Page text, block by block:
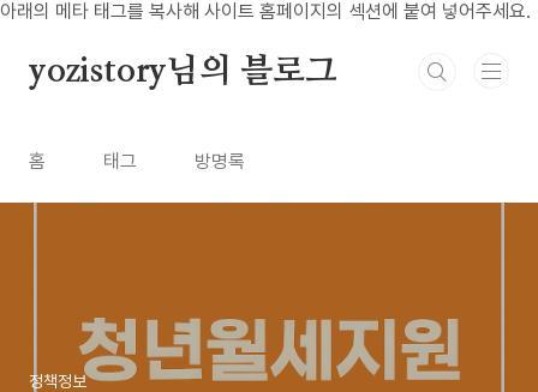
아래의 메타 태그를 복사해 사이트 홈페이지의 섹션에 붙여 넣어주세요.
본문 바로가기
yozistory님의 블로그
홈 태그 방명록
정책정보